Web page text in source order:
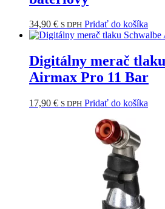
34,90 € S DPH Pridať do košíka
Digitálny merač
Airmax Pro 11 Bar
17,90 € S DPH Pridať do košíka